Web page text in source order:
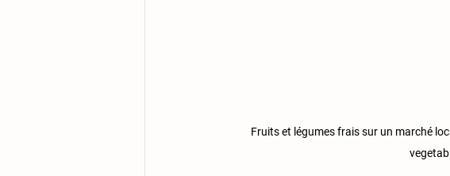
Fruits et légumes frais sur un marché